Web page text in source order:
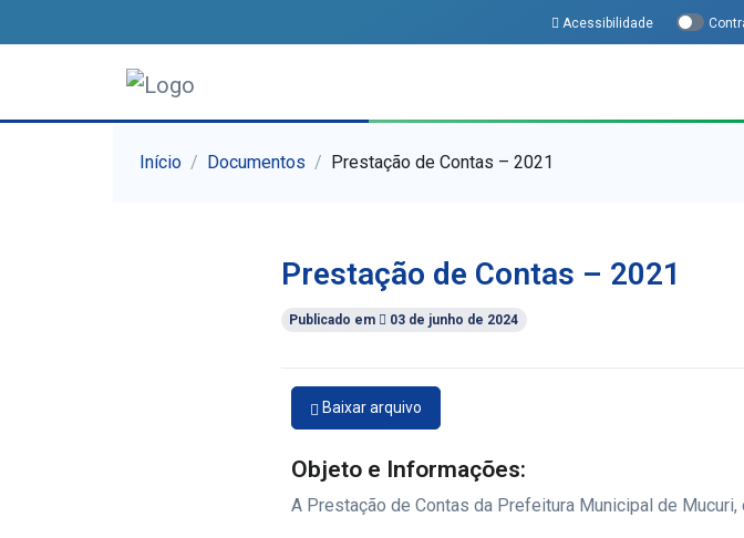
Acessibilidade
Início Documentos Prestação de Contas – 2021
Prestação de Contas – 2021
Publicado em 03 de junho de 2024
Baixar arquivo
Objeto e Informações:
A Prestação de Contas da Prefeitura Municipal de